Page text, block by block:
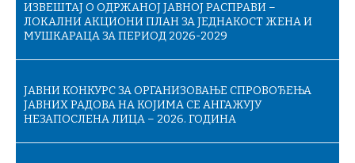
ИЗВЕШТАЈ О ОДРЖАНОЈ ЈАВНОЈ РАСПРАВИ –
ЛОКАЛНИ АКЦИОНИ ПЛАН ЗА ЈЕДНАКОСТ ЖЕНА И
МУШКАРАЦА ЗА ПЕРИОД 2026-2029
ЈАВНИ КОНКУРС ЗА ОРГАНИЗОВАЊЕ СПРОВОЂЕЊА
ЈАВНИХ РАДОВА НА КОЈИМА СЕ АНГАЖУЈУ
НЕЗАПОСЛЕНА ЛИЦА – 2026. ГОДИНА